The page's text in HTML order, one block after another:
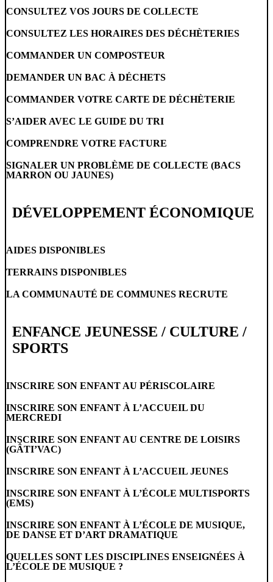
CONSULTEZ VOS JOURS DE COLLECTE
CONSULTEZ LES HORAIRES DES DÉCHÈTERIES
COMMANDER UN COMPOSTEUR
DEMANDER UN BAC À DÉCHETS
COMMANDER VOTRE CARTE DE DÉCHÈTERIE
S’AIDER AVEC LE GUIDE DU TRI
COMPRENDRE VOTRE FACTURE
SIGNALER UN PROBLÈME DE COLLECTE (BACS
MARRON OU JAUNES)
DÉVELOPPEMENT ÉCONOMIQUE
AIDES DISPONIBLES
TERRAINS DISPONIBLES
LA COMMUNAUTÉ DE COMMUNES RECRUTE
ENFANCE JEUNESSE / CULTURE /
SPORTS
INSCRIRE SON ENFANT AU PÉRISCOLAIRE
INSCRIRE SON ENFANT À L’ACCUEIL DU
MERCREDI
INSCRIRE SON ENFANT AU CENTRE DE LOISIRS
(GÂTI’VAC)
INSCRIRE SON ENFANT À L’ACCUEIL JEUNES
INSCRIRE SON ENFANT À L’ÉCOLE MULTISPORTS
(EMS)
INSCRIRE SON ENFANT À L’ÉCOLE DE MUSIQUE,
DE DANSE ET D’ART DRAMATIQUE
QUELLES SONT LES DISCIPLINES ENSEIGNÉES À
L’ÉCOLE DE MUSIQUE ?